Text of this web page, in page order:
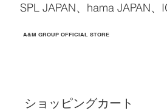
SPL JAPAN、hama JAPAN
A&M GROUP OFFICIAL STORE
ショッピングカート